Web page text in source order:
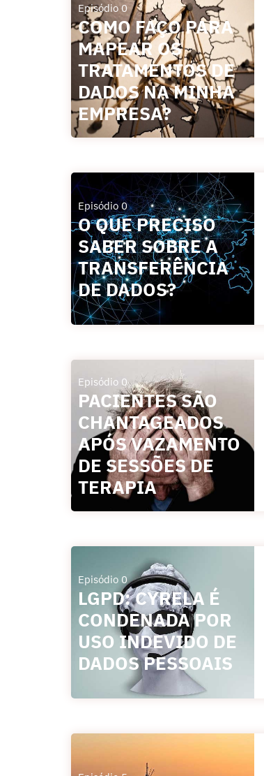
Episódio 0
COMO FAÇO PARA
MAPEAR OS
TRATAMENTOS DE
DADOS NA MINHA
EMPRESA?
Episódio 0
O QUE PRECISO
SABER SOBRE A
TRANSFERÊNCIA
DE DADOS?
Episódio 0
PACIENTES SÃO
CHANTAGEADOS
APÓS VAZAMENTO
DE SESSÕES DE
TERAPIA
Episódio 0
LGPD: CYRELA É
CONDENADA POR
USO INDEVIDO DE
DADOS PESSOAIS